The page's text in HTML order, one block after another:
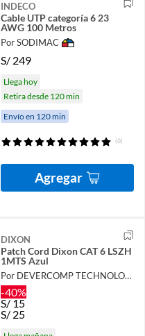
INDECO
Cable UTP categoría 6 23
AWG 100 Metros
Por SODIMAC
S/ 249
Llega hoy
Retira desde 120 min
Envío en 120 min
(6)
Agregar
DIXON
Patch Cord Dixon CAT 6 LSZH
1MTS Azul
Por DEVERCOMP TECHNOLOGY
-40%
S/15
S/ 25